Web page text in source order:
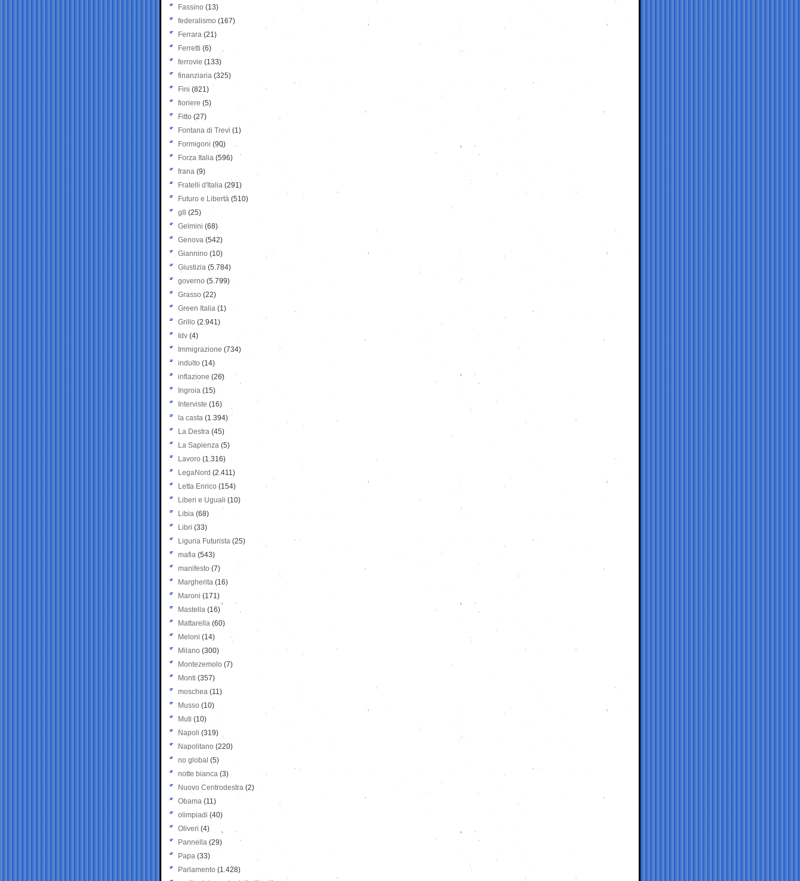
Fassino (13)
federalismo (167)
Ferrara (21)
Ferretti (6)
ferrovie (133)
finanziaria (325)
Fini (821)
fioriere (5)
Fitto (27)
Fontana di Trevi (1)
Formigoni (90)
Forza Italia (596)
frana (9)
Fratelli d'Italia (291)
Futuro e Libertà (510)
g8 (25)
Gelmini (68)
Genova (542)
Giannino (10)
Giustizia (5.784)
governo (5.799)
Grasso (22)
Green Italia (1)
Grillo (2.941)
Idv (4)
Immigrazione (734)
indulto (14)
inflazione (26)
Ingroia (15)
Interviste (16)
la casta (1.394)
La Destra (45)
La Sapienza (5)
Lavoro (1.316)
LegaNord (2.411)
Letta Enrico (154)
Liberi e Uguali (10)
Libia (68)
Libri (33)
Liguria Futurista (25)
mafia (543)
manifesto (7)
Margherita (16)
Maroni (171)
Mastella (16)
Mattarella (60)
Meloni (14)
Milano (300)
Montezemolo (7)
Monti (357)
moschea (11)
Musso (10)
Muti (10)
Napoli (319)
Napolitano (220)
no global (5)
notte bianca (3)
Nuovo Centrodestra (2)
Obama (11)
olimpiadi (40)
Oliveri (4)
Pannella (29)
Papa (33)
Parlamento (1.428)